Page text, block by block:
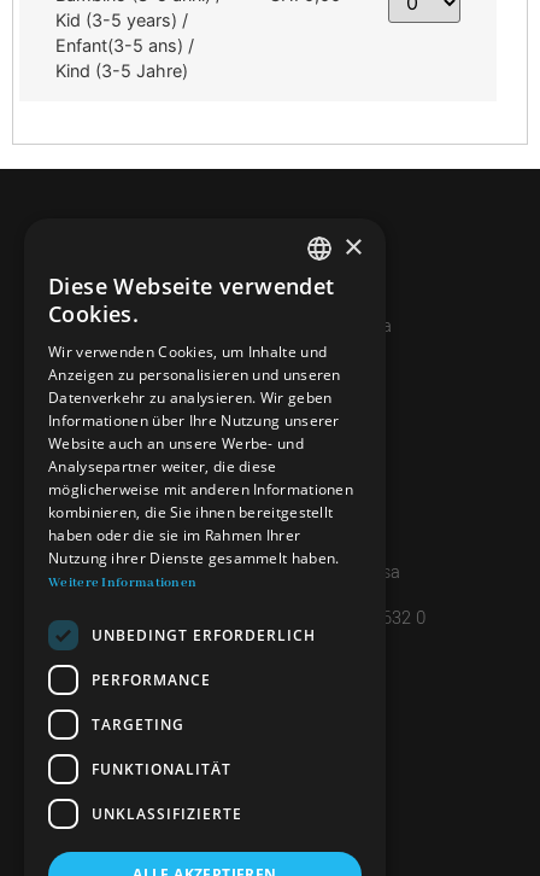
Kid (3-5 years) /
Enfant(3-5 ans) /
Kind (3-5 Jahre)
© 2026 Miniera d’oro di Sessa
KONTAKTE
info@minieradoro.ch
091 608 11 25
079 127 20 80
Casella postale 7, 6997 Sessa
IBAN: CH45 8080 8004 4238 0632 0
INFORMATIONEN
FOLGEN SIE UNS
ITALIAN
GERMAN
ENGLISH
×
Diese Webseite verwendet
Cookies.
Wir verwenden Cookies, um Inhalte und
Anzeigen zu personalisieren und unseren
Datenverkehr zu analysieren. Wir geben
Informationen über Ihre Nutzung unserer
Website auch an unsere Werbe- und
Analysepartner weiter, die diese
möglicherweise mit anderen Informationen
kombinieren, die Sie ihnen bereitgestellt
haben oder die sie im Rahmen Ihrer
Nutzung ihrer Dienste gesammelt haben.
Weitere Informationen
UNBEDINGT ERFORDERLICH
PERFORMANCE
TARGETING
FUNKTIONALITÄT
UNKLASSIFIZIERTE